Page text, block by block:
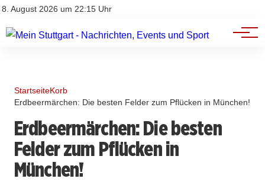
8. August 2026 um 22:15 Uhr
Impressum
Branchenbuch
Werbung
StartseiteKorb
Erdbeermärchen: Die besten Felder zum Pflücken in München!
Erdbeermärchen: Die besten
Felder zum Pflücken in
München!